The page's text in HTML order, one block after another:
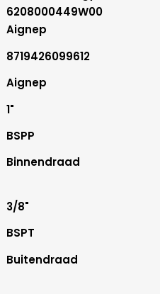
6208000449W00
Aignep
8719426099612
Aignep
1"
BSPP
Binnendraad
3/8"
BSPT
Buitendraad